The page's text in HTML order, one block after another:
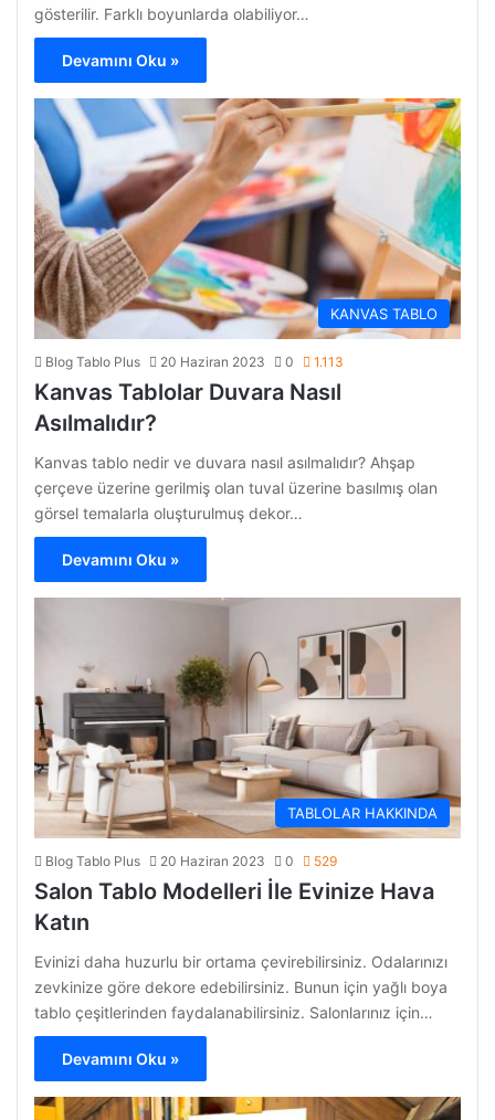
gösterilir. Farklı boyunlarda olabiliyor…
Devamını Oku »
KANVAS TABLO
Blog Tablo Plus 20 Haziran 2023 0 1.113
Kanvas Tablolar Duvara Nasıl
Asılmalıdır?
Kanvas tablo nedir ve duvara nasıl asılmalıdır? Ahşap
çerçeve üzerine gerilmiş olan tuval üzerine basılmış olan
görsel temalarla oluşturulmuş dekor…
Devamını Oku »
TABLOLAR HAKKINDA
Blog Tablo Plus 20 Haziran 2023 0 529
Salon Tablo Modelleri İle Evinize Hava
Katın
Evinizi daha huzurlu bir ortama çevirebilirsiniz. Odalarınızı
zevkinize göre dekore edebilirsiniz. Bunun için yağlı boya
tablo çeşitlerinden faydalanabilirsiniz. Salonlarınız için…
Devamını Oku »